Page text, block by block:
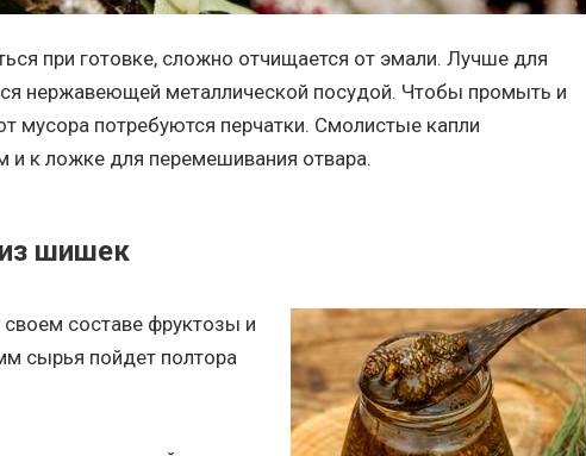
при готовке, сложно отчищается от эмали. Лучше для
нержавеющей металлической посудой. Чтобы промыть и
мусора потребуются перчатки. Смолистые капли
и к ложке для перемешивания отвара.
шишек
составе фруктозы и
сырья пойдет полтора